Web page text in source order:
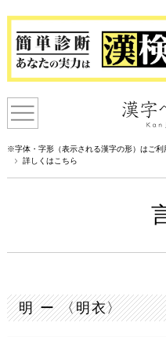
※字体・字形（表示される漢字の形）はご利
詳しくはこちら
明 ー 〈明衣〉